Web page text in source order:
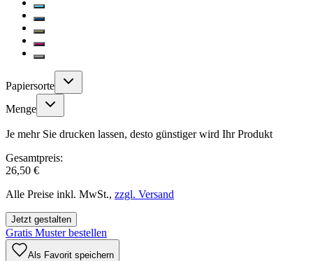
Papiersorte
Menge
Je mehr Sie drucken lassen, desto günstiger wird Ihr Produkt
Gesamtpreis:
26,50 €
Alle Preise inkl. MwSt., zzgl. Versand
Jetzt gestalten
Gratis Muster bestellen
Als Favorit speichern